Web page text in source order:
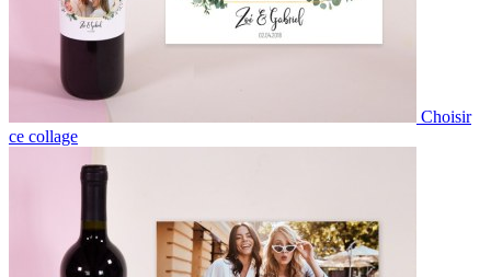
Choisir
ce collage